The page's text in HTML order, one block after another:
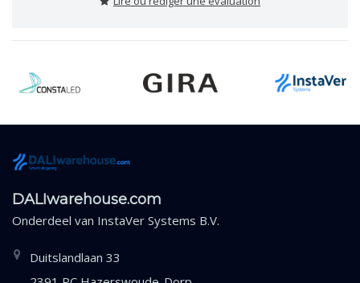
DALIwarehouse.com
Onderdeel van InstaVer Systems B.V.
Duitslandlaan 33